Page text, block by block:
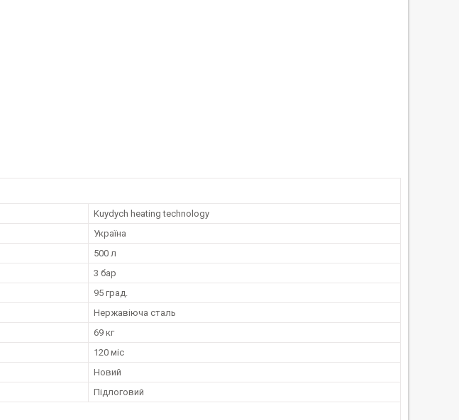
Kuydych heating technology
Україна
500 л
3 бар
95 град.
Нержавіюча сталь
69 кг
120 міс
Новий
Підлоговий